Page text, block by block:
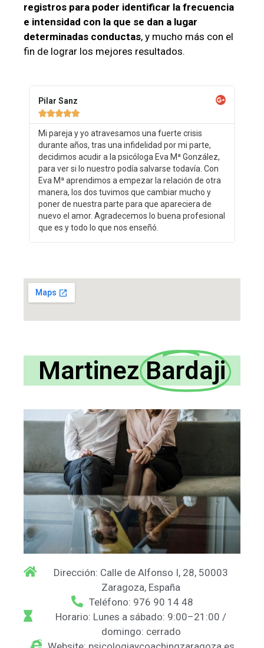
registros para poder identificar la frecuencia
e intensidad con la que se dan a lugar
determinadas conductas, y mucho más con el
fin de lograr los mejores resultados.
Pilar Sanz

Mi pareja y yo atravesamos una fuerte crisis
durante años, tras una infidelidad por mi parte,
decidimos acudir a la psicóloga Eva Mª González,
para ver si lo nuestro podía salvarse todavía. Con
Eva Mª aprendimos a empezar la relación de otra
manera, los dos tuvimos que cambiar mucho y
poner de nuestra parte para que apareciera de
nuevo el amor. Agradecemos lo buena profesional
que es y todo lo que nos enseñó.
MartinezBardaji
Dirección: Calle de Alfonso I, 28, 50003
Zaragoza, España
Teléfono: 976 90 14 48
Horario: Lunes a sábado: 9:00–21:00 /
domingo: cerrado